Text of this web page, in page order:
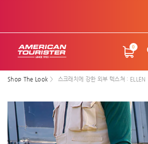
0
Shop The Look 스크래치에 강한 외부 텍스쳐 : ELLEN